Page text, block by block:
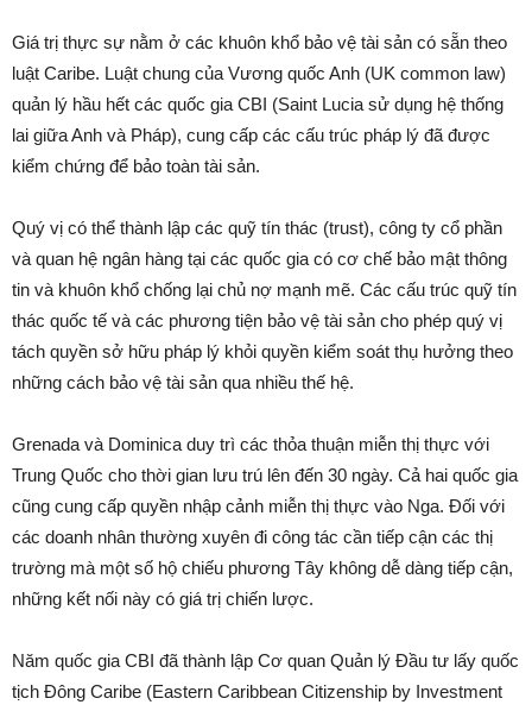
Giá trị thực sự nằm ở các khuôn khổ bảo vệ tài sản có sẵn theo
luật Caribe. Luật chung của Vương quốc Anh (UK common law)
quản lý hầu hết các quốc gia CBI (Saint Lucia sử dụng hệ thống
lai giữa Anh và Pháp), cung cấp các cấu trúc pháp lý đã được
kiểm chứng để bảo toàn tài sản.
Quý vị có thể thành lập các quỹ tín thác (trust), công ty cổ phần
và quan hệ ngân hàng tại các quốc gia có cơ chế bảo mật thông
tin và khuôn khổ chống lại chủ nợ mạnh mẽ. Các cấu trúc quỹ tín
thác quốc tế và các phương tiện bảo vệ tài sản cho phép quý vị
tách quyền sở hữu pháp lý khỏi quyền kiểm soát thụ hưởng theo
những cách bảo vệ tài sản qua nhiều thế hệ.
Grenada và Dominica duy trì các thỏa thuận miễn thị thực với
Trung Quốc cho thời gian lưu trú lên đến 30 ngày. Cả hai quốc gia
cũng cung cấp quyền nhập cảnh miễn thị thực vào Nga. Đối với
các doanh nhân thường xuyên đi công tác cần tiếp cận các thị
trường mà một số hộ chiếu phương Tây không dễ dàng tiếp cận,
những kết nối này có giá trị chiến lược.
Năm quốc gia CBI đã thành lập Cơ quan Quản lý Đầu tư lấy quốc
tịch Đông Caribe (Eastern Caribbean Citizenship by Investment